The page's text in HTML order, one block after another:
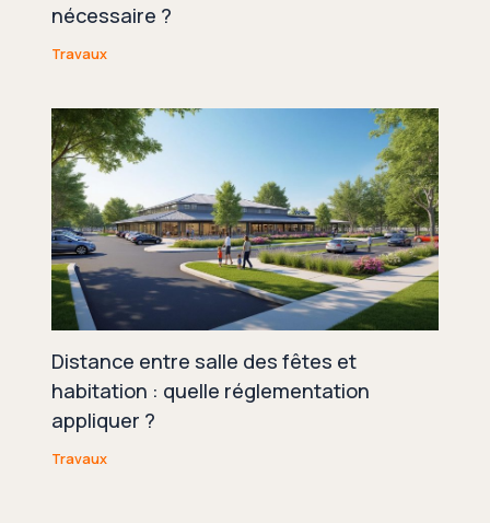
nécessaire ?
Travaux
Distance entre salle des fêtes et
habitation : quelle réglementation
appliquer ?
Travaux